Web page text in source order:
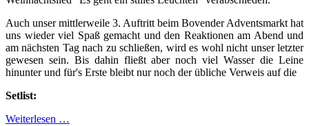
Auch unser mittlerweile 3. Auftritt beim Bovender Adventsmarkt hat
uns wieder viel Spaß gemacht und den Reaktionen am Abend und
am nächsten Tag nach zu schließen, wird es wohl nicht unser letzter
gewesen sein. Bis dahin fließt aber noch viel Wasser die Leine
hinunter und für's Erste bleibt nur noch der übliche Verweis auf die
Setlist:
Weiterlesen …